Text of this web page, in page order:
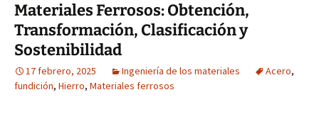
Materiales Ferrosos: Obtención,
Transformación, Clasificación y
Sostenibilidad
17 febrero, 2025 Ingeniería de los materiales Acero,
fundición, Hierro, Materiales ferrosos